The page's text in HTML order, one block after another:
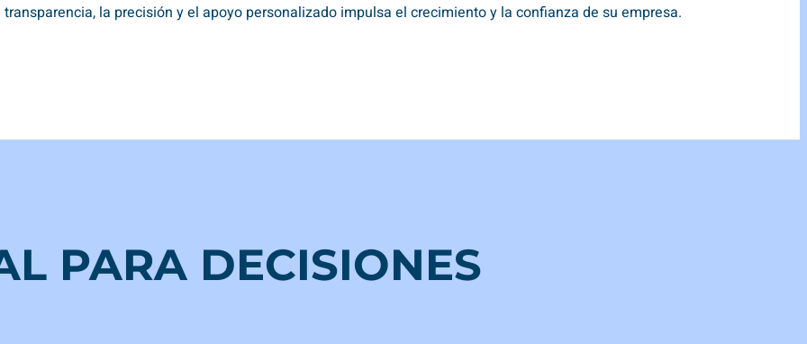
la precisión y el apoyo personalizado impulsa el crecimiento y la confianza de su empresa.
PARA DECISIONES